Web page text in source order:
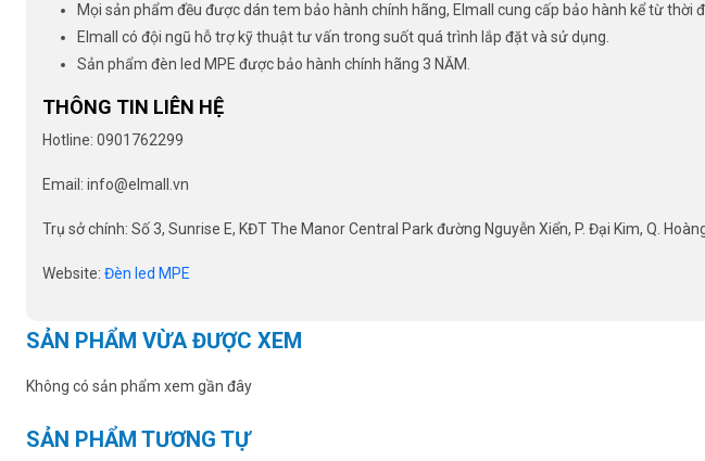
Mọi sản phẩm đều được dán tem bảo hành chính hãng, Elmall cung cấp bảo hành kể từ thời
Elmall có đội ngũ hỗ trợ kỹ thuật tư vấn trong suốt quá trình lắp đặt và sử dụng.
Sản phẩm đèn led MPE được bảo hành chính hãng 3 NĂM.
THÔNG TIN LIÊN HỆ
Hotline: 0901762299
Email: info@elmall.vn
Trụ sở chính: Số 3, Sunrise E, KĐT The Manor Central Park đường Nguyễn Xiển, P. Đại Kim, Q.
Website: Đèn led MPE
SẢN PHẨM VỪA ĐƯỢC XEM
Không có sản phẩm xem gần đây
SẢN PHẨM TƯƠNG TỰ